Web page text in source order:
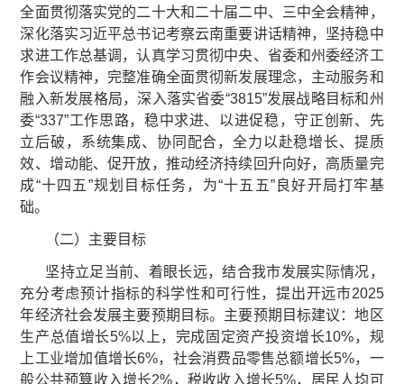
全面贯彻落实党的二十大和二十届二中、三中全会精神，
深化落实习近平总书记考察云南重要讲话精神，坚持稳中
求进工作总基调，认真学习贯彻中央、省委和州委经济工
作会议精神，完整准确全面贯彻新发展理念，主动服务和
融入新发展格局，深入落实省委“3815”发展战略目标和州
委“337”工作思路，稳中求进、以进促稳，守正创新、先
立后破，系统集成、协同配合，全力以赴稳增长、提质
效、增动能、促开放，推动经济持续回升向好，高质量完
成“十四五”规划目标任务，为“十五五”良好开局打牢基
础。
（二）主要目标
坚持立足当前、着眼长远，结合我市发展实际情况，
充分考虑预计指标的科学性和可行性，提出开远市2025
年经济社会发展主要预期目标。主要预期目标建议：地区
生产总值增长5%以上，完成固定资产投资增长10%，规
上工业增加值增长6%，社会消费品零售总额增长5%，一
般公共预算收入增长2%，税收收入增长5%，居民人均可